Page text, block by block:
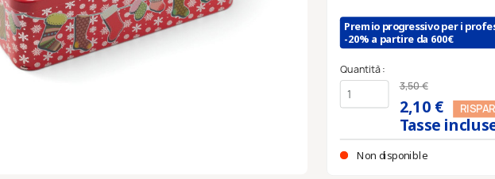
Premio progressivo per i
-20% a partire da 600€
Quantità :
3,50 €
2,10 €
Tasse
Non disponible